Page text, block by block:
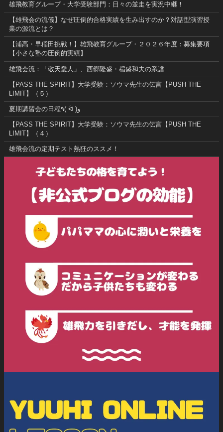
雄飛教育グループ・大学受験部門：日々の並走を実況中継！
【雄飛会の流儀】なぜ圧倒的合格実績を生み出すのか？対話型演習授
業の源流とは？
【浦高・早稲田挑戦！】雄飛教育グループ・２０２６年度：募集要項
【小さな塾の圧倒的実績】
雄飛会流：「敬天愛人」、西郷隆盛・稲盛和夫の系譜
【PASS THE SPIRIT】大学受験：ソウマ先生の伝言【PUSH THE
LIMIT】（５）
夏期講習会の日程٩( ᐛ )و
【PASS THE SPIRIT】大学受験：ソウマ先生の伝言【PUSH THE
LIMIT】（４）
雄飛会流の定期テスト熱狂のススメ！